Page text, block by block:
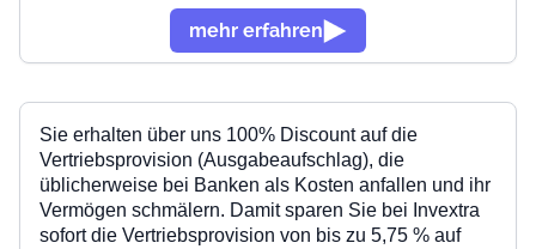
mehr erfahren
Sie erhalten über uns 100% Discount auf die
Vertriebsprovision (Ausgabeaufschlag), die
üblicherweise bei Banken als Kosten anfallen und ihr
Vermögen schmälern. Damit sparen Sie bei Invextra
sofort die Vertriebsprovision von bis zu 5,75 % auf